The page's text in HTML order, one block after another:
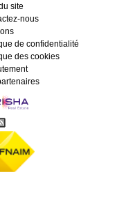
site
nous
de confidentialité
des cookies